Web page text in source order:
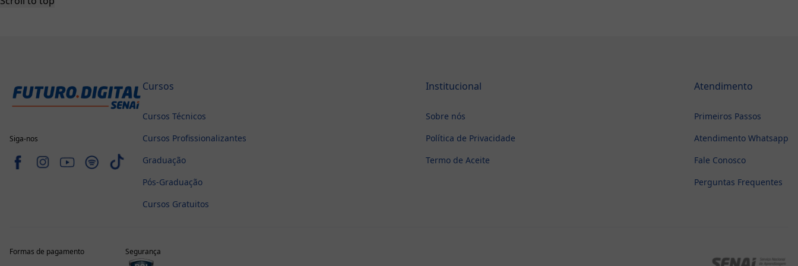
Siga-nos
Cursos
Cursos Técnicos
Cursos Profissionalizantes
Graduação
Pós-Graduação
Cursos Gratuitos
Institucional
Sobre nós
Política de Privacidade
Termo de Aceite
Atendimento
Primeiros Passos
Atendimento Whatsapp
Fale Conosco
Perguntas Frequentes
Formas de pagamento Segurança